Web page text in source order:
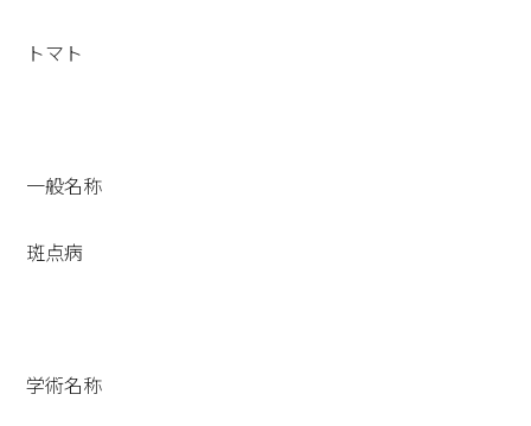
トマト
一般名称
斑点病
学術名称